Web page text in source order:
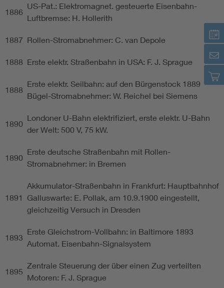
1886
US-Pat.: Elektromagnet. gesteuerte Eisenbahn-
Luftbremse: H. Hollerith
1887 Rollen-Stromabnehmer: C. van Depole
1888 Erste elektr. Straßenbahn in USA: F. J. Sprague
1888
Erste elektr. Seilbahn: auf den Bürgenstock 1889
Bügel-Stromabnehmer: W. Reichel bei Siemens
1890
Londoner U-Bahn elektrifiziert, erste elektr. U-Bahn
der Welt: 500 V, 75 kW.
1890
Erste deutsche Straßenbahn mit Rollen-
Stromabnehmer: in Bremen
1891
Akkumulator-Straßenbahn in Frankfurt: Hauptbahnhof
Galluswarte: E. Pollak, am 10.9.1900 eingestellt,
gleichzeitig Versuch in Dresden
1893
Erste Gleichstrom-Vollbahn: in Baltimore 1893
Automat. Eisenbahn-Signalsystem
1895
Zentrale Steuerung der über einen Zug verteilten
Motoren: F. J. Sprague